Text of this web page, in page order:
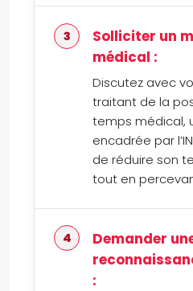
Solliciter un
médical :
Discutez avec
traitant de la
temps médical,
encadrée par
de réduire son
tout en
Demander
: